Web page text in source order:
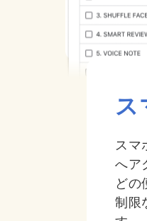
ス
スマ
へア
どの
制限